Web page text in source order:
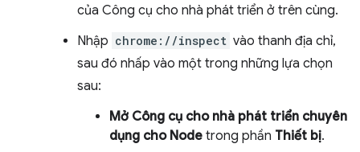
của Công cụ cho nhà phát triển ở trên cùng.
Nhập chrome://inspect vào thanh địa chỉ,
sau đó nhấp vào một trong những lựa chọn
sau:
Mở Công cụ cho nhà phát triển chuyên
dụng cho Node trong phần Thiết bị.